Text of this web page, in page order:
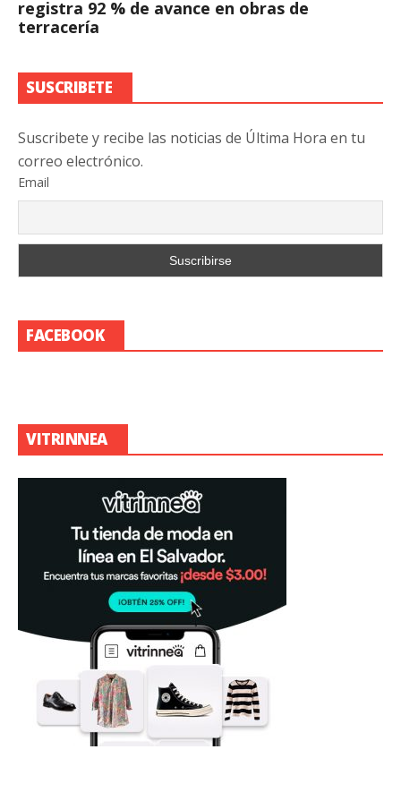
registra 92 % de avance en obras de
terracería
SUSCRIBETE
Suscribete y recibe las noticias de Última Hora en tu
correo electrónico.
Email
FACEBOOK
VITRINNEA